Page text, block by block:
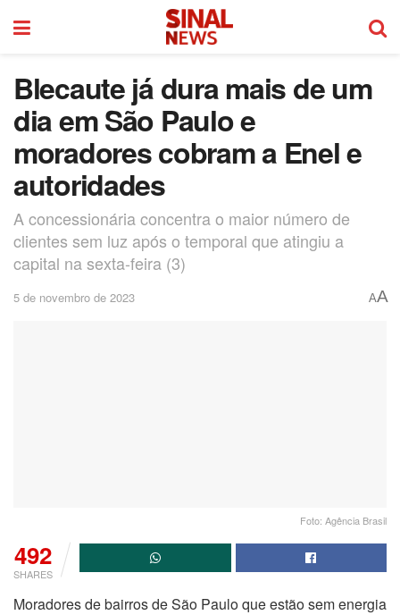
Blecaute já dura mais de um
dia em São Paulo e
moradores cobram a Enel e
autoridades
A concessionária concentra o maior número de
clientes sem luz após o temporal que atingiu a
capital na sexta-feira (3)
5 de novembro de 2023 AA
Foto: Agência Brasil
492
SHARES
Moradores de bairros de São Paulo que estão sem energia